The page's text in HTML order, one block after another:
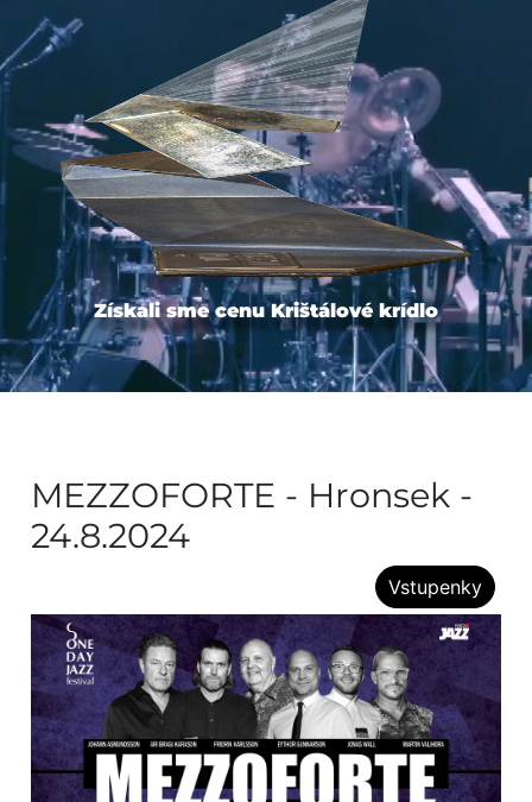
Získali sme cenu Krištálové krídlo
MEZZOFORTE - Hronsek -
24.8.2024
Vstupenky